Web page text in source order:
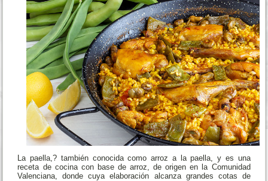
La paella,? también conocida como arroz a la paella, y es una
receta de cocina con base de arroz, de origen en la Comunidad
Valenciana, donde cuya elaboración alcanza grandes cotas de